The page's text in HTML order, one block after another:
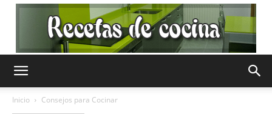
Inicio Consejos para Cocinar